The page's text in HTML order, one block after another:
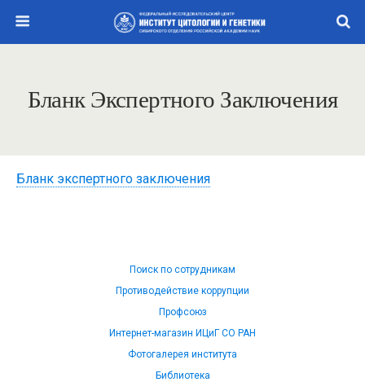
Бланк Экспертного Заключения
Бланк экспертного заключения
Поиск по сотрудникам
Противодействие коррупции
Профсоюз
Интернет-магазин ИЦиГ СО РАН
Фотогалерея института
Библиотека